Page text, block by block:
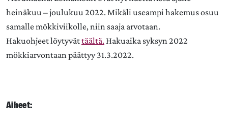
heinäkuu – joulukuu 2022. Mikäli useampi hakemus osuu
samalle mökkiviikolle, niin saaja arvotaan.
Hakuohjeet löytyvättäältä. Hakuaika syksyn 2022
mökkiarvontaan päättyy 31.3.2022.
Aiheet: